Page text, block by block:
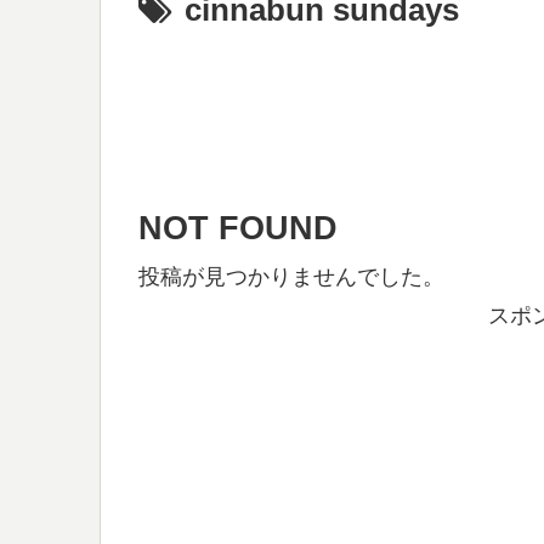
cinnabun sundays
NOT FOUND
投稿が見つかりませんでした。
スポ